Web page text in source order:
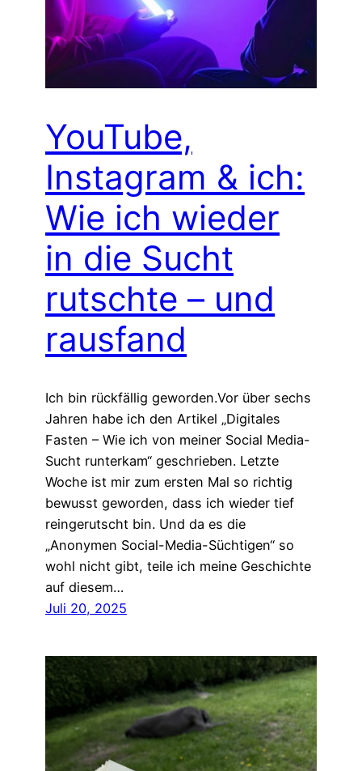
YouTube,
Instagram & ich:
Wie ich wieder
in die Sucht
rutschte – und
rausfand
Ich bin rückfällig geworden.Vor über sechs
Jahren habe ich den Artikel „Digitales
Fasten – Wie ich von meiner Social Media-
Sucht runterkam“ geschrieben. Letzte
Woche ist mir zum ersten Mal so richtig
bewusst geworden, dass ich wieder tief
reingerutscht bin. Und da es die
„Anonymen Social-Media-Süchtigen“ so
wohl nicht gibt, teile ich meine Geschichte
auf diesem…
Juli 20, 2025